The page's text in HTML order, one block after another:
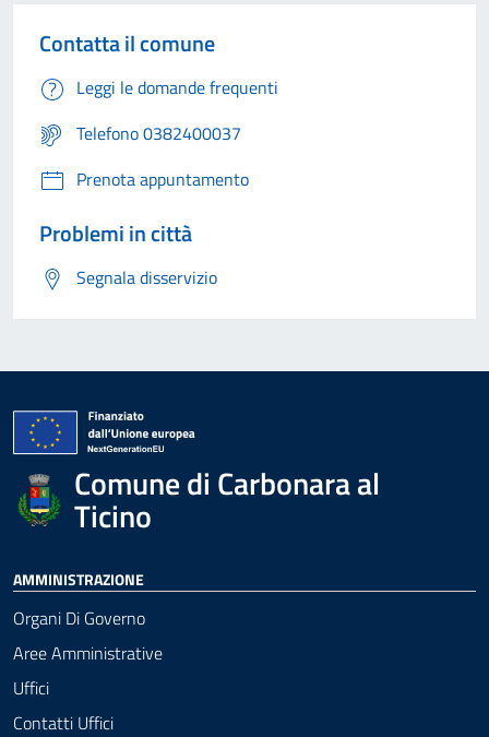
Contatta il comune
Leggi le domande frequenti
Telefono 0382400037
Prenota appuntamento
Problemi in città
Segnala disservizio
Comune di Carbonara al
Ticino
AMMINISTRAZIONE
Organi Di Governo
Aree Amministrative
Uffici
Contatti Uffici